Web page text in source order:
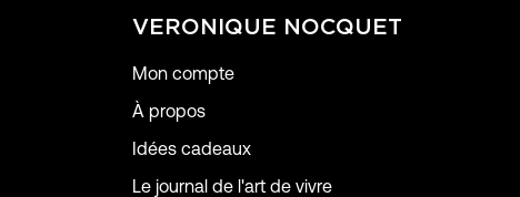
VERONIQUE NOCQUET
Mon compte
À propos
Idées cadeaux
Le journal de l'art de vivre